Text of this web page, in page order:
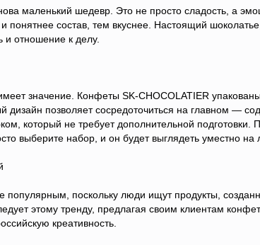
маленький шедевр. Это не просто сладость, а
состав, тем вкуснее. Настоящий
и отношение к делу.
значение. Конфеты SK-CHOCOLATIER
дизайн позволяет сосредоточиться на главном —
который не требует дополнительной подготовки.
выберите набор, и он будет выглядеть уместно на
популярным, поскольку люди ищут продукты,
этому тренду, предлагая своим клиентам
креативность.